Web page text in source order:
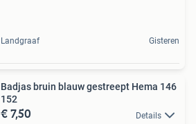
Landgraaf Gisteren
Badjas bruin blauw gestreept Hema 146
152
€ 7,50 Details